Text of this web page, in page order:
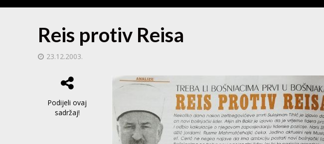
Reis protiv Reisa
23.12.2003.
Podijeli ovaj
sadržaj!